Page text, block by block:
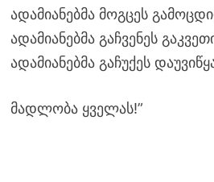
ადამიანებმა მოგცეს
ადამიანებმა გაჩვენეს
ადამიანებმა გაჩუქეს
მადლობა ყველას!”